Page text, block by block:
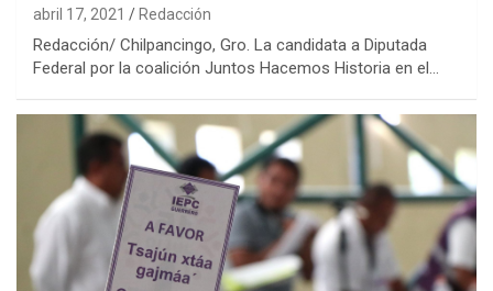
abril 17, 2021 Redacción
Redacción/ Chilpancingo, Gro. La candidata a Diputada
Federal por la coalición Juntos Hacemos Historia en el…